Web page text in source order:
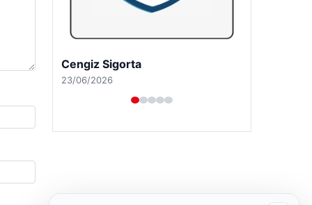
Cengiz Sigorta
23/06/2026